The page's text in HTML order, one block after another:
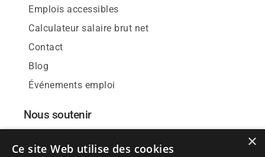
Emplois accessibles
Calculateur salaire brut net
Contact
Blog
Événements emploi
Nous soutenir
×
Ce site Web utilise des cookies